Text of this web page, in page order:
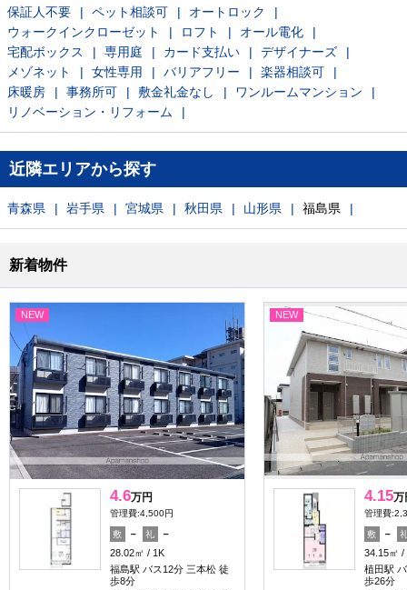
保証人不要
ペット相談可
オートロック
ウォークインクローゼット
ロフト
オール電化
宅配ボックス
専用庭 カード支払い
デザイナーズ
メゾネット
女性専用 バリアフリー
楽器相談可
床暖房
事務所可 敷金礼金なし
ワンルームマンション
リノベーション・リフォーム
近隣エリアから探す
青森県 岩手県 宮城県 秋田県 山形県 福島県
新着物件
NEW
4.6万円
管理費:4,500円
敷 － 礼
－
28.02㎡
1K
福島駅 バス12分 三本松 徒
歩8分
NEW
4.15万
管理費
敷 －
34.15㎡
植田駅
歩26分